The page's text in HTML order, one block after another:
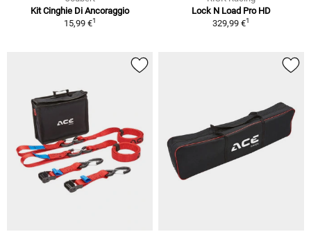
Kit Cinghie Di Ancoraggio
15,99 €1
Lock N Load Pro HD
329,99 €1